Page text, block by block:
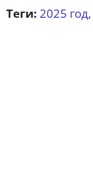
Теги: 2025 год,